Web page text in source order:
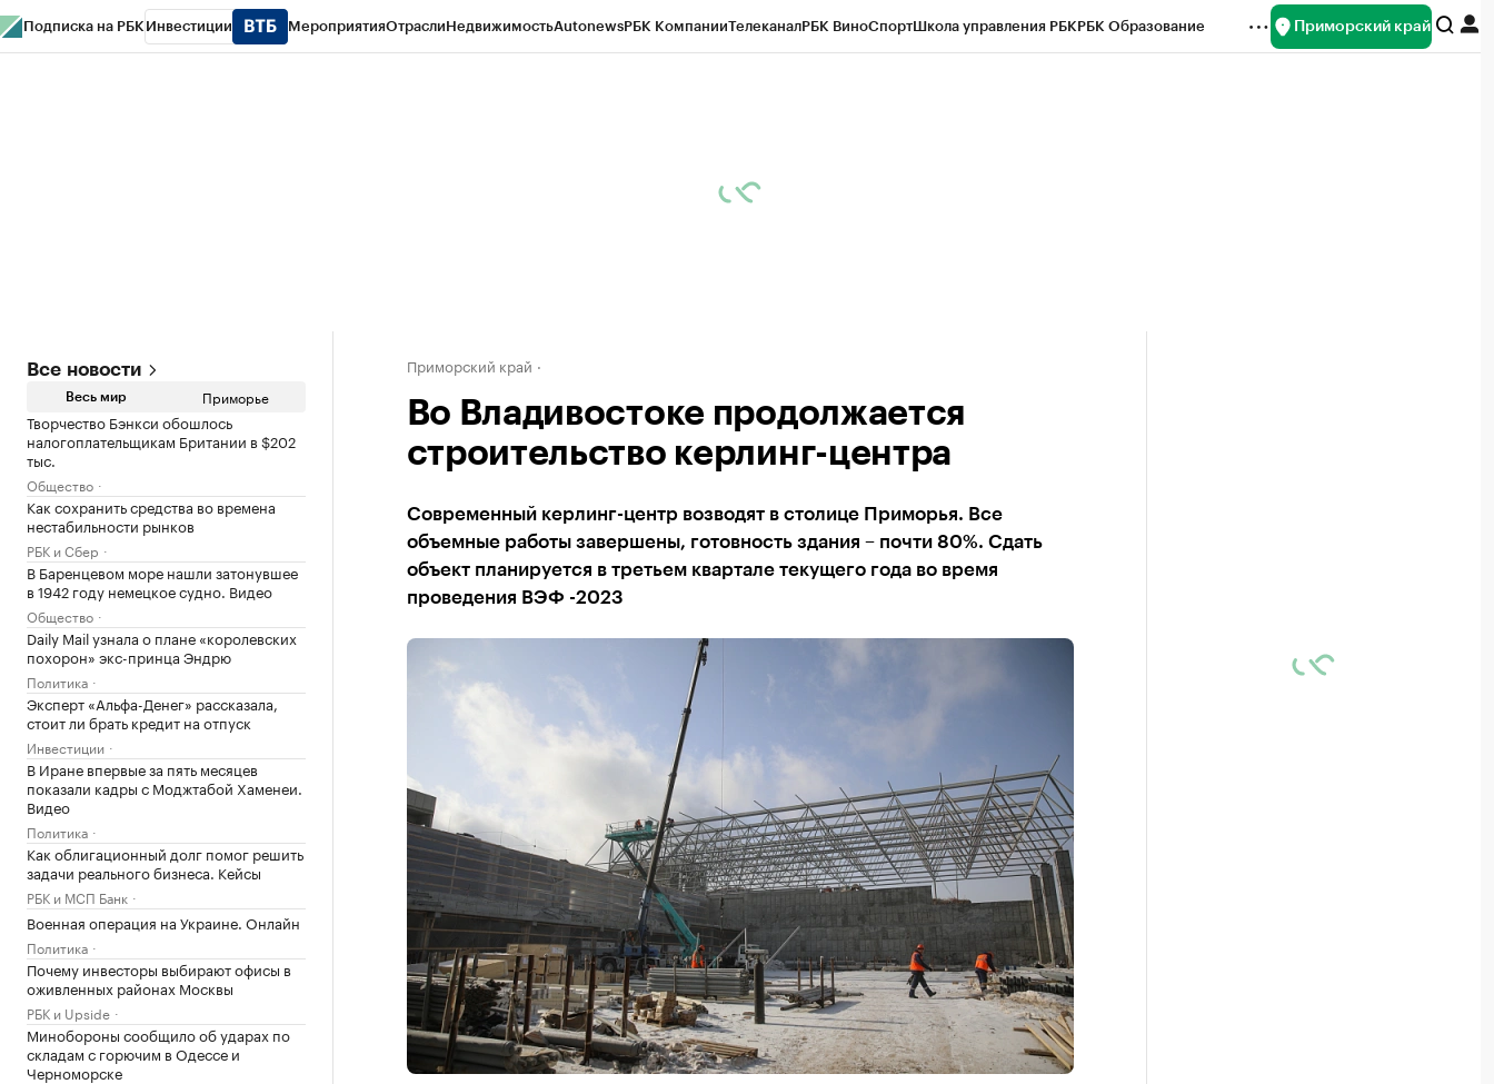
Подписка на РБК Инвестиции МероприятияОтраслиНедвижимостьAutonewsРБК КомпанииТелеканалРБК ВиноСпортШкола управления РБКРБК Образование Приморский край
Все новости
Весь мир Приморье
Творчество Бэнкси обошлось
налогоплательщикам Британии в $202
тыс.
Общество
Как сохранить средства во времена
нестабильности рынков
РБК и Сбер
В Баренцевом море нашли затонувшее
в 1942 году немецкое судно. Видео
Общество
Daily Mail узнала о плане «королевских
похорон» экс-принца Эндрю
Политика
Эксперт «Альфа-Денег» рассказала,
стоит ли брать кредит на отпуск
Инвестиции
В Иране впервые за пять месяцев
показали кадры с Моджтабой Хаменеи.
Видео
Политика
Как облигационный долг помог решить
задачи реального бизнеса. Кейсы
РБК и МСП Банк
Военная операция на Украине. Онлайн
Политика
Почему инвесторы выбирают офисы в
оживленных районах Москвы
РБК и Upside
Минобороны сообщило об ударах по
складам с горючим в Одессе и
Черноморске
Приморский край
Во Владивостоке продолжается
строительство керлинг-центра
Современный керлинг-центр возводят в столице Приморья. Все
объемные работы завершены, готовность здания – почти 80%. Сдать
объект планируется в третьем квартале текущего года во время
проведения ВЭФ -2023